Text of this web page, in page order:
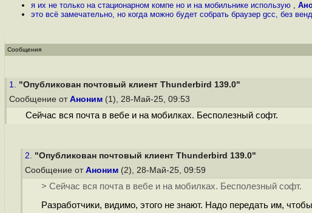
я их не только на стационарном компе но и на мобильнике использую ,
это всё замечательно, но когда можно будет собрать браузер gcc, без
Сообщения
1. "Опубликован почтовый клиент Thunderbird 139.0"
Сообщение от Аноним (1), 28-Май-25, 09:53
Сейчас вся почта в вебе и на мобилках. Бесполезный софт.
2. "Опубликован почтовый клиент Thunderbird 139.0"
Сообщение от Аноним (2), 28-Май-25, 09:59
> Сейчас вся почта в вебе и на мобилках. Бесполезный софт.
Разработчики, видимо, этого не знают. Надо передать им,